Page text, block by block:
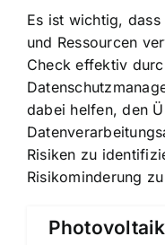
Es ist wichtig,
und Ressourcen
Check effektiv
dabei helfen, den
Risiken zu
Risikominderung